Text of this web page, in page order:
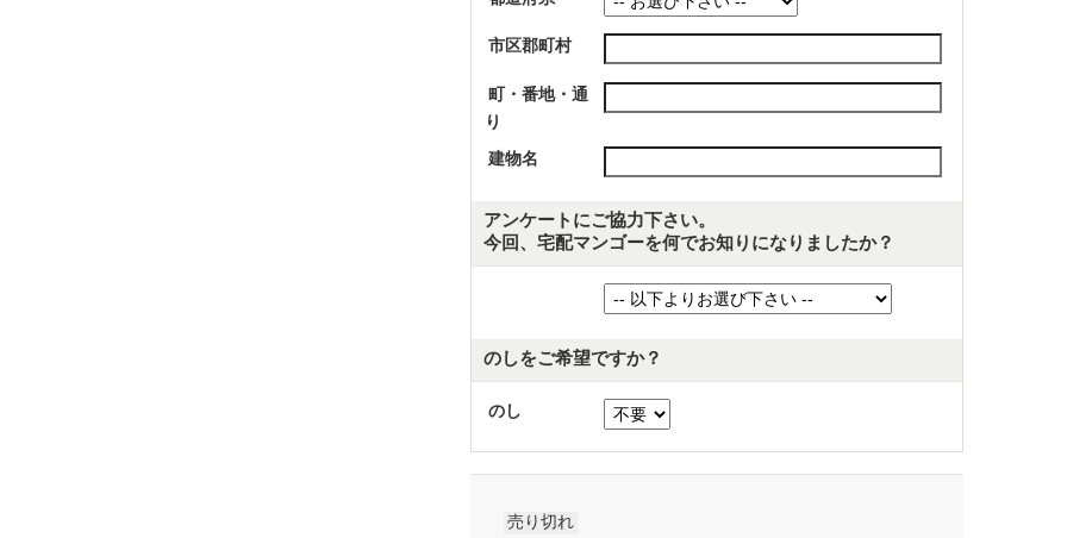
市区郡町村
町・番地・通
り
建物名
アンケートにご協力下さい。
今回、宅配マンゴーを何でお知りになりましたか？
のしをご希望ですか？
のし
売り切れ